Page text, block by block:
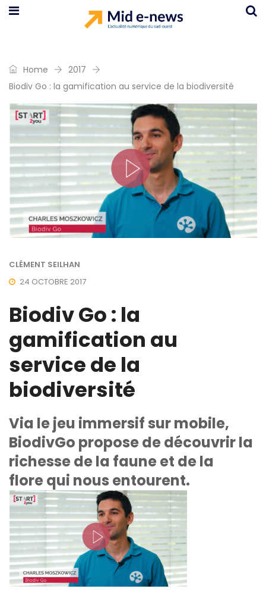
Home
2017
Biodiv Go : la gamification au service de la biodiversité
CLÉMENT SEILHAN
24 OCTOBRE 2017
Biodiv Go : la
gamification au
service de la
biodiversité
Via le jeu immersif sur mobile,
BiodivGo propose de découvrir la
richesse de la faune et de la
flore qui nous entourent.